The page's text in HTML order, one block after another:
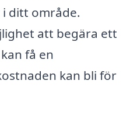
ditt område.
att begära ett
få en
kan bli för